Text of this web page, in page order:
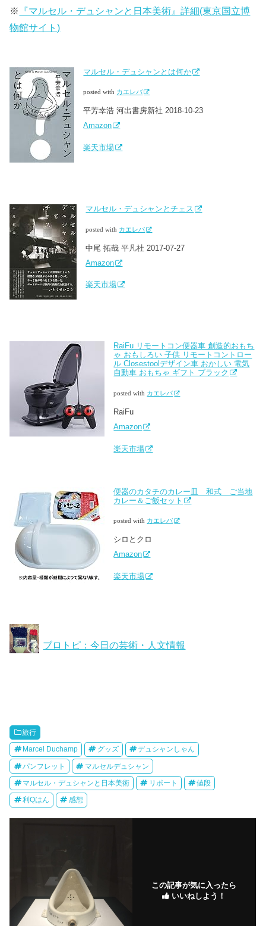
※
『マルセル・デュシャンと日本美術』詳細(東京国立博
物館サイト)
マルセル・デュシャンとは何か
posted with カエレバ
平芳幸浩 河出書房新社 2018-10-23
Amazon
楽天市場
マルセル・デュシャンとチェス
posted with カエレバ
中尾 拓哉 平凡社 2017-07-27
Amazon
楽天市場
RaiFu リモートコン便器車 創造的おもち
ゃ おもしろい 子供 リモートコントロー
ル Closestoolデザイン車 おかしい 電気
自動車 おもちゃ ギフト ブラック
posted with カエレバ
RaiFu
Amazon
楽天市場
便器のカタチのカレー皿 和式 ご当地
カレー＆ご飯セット
posted with カエレバ
シロとクロ
Amazon
楽天市場
ブロトピ：今日の芸術・人文情報
旅行
Marcel Duchamp グッズ デュシャンしゃん
パンフレット マルセルデュシャン
マルセル・デュシャンと日本美術 リポート 値段
利Qはん 感想
この記事が気に入ったら
いいねしよう！